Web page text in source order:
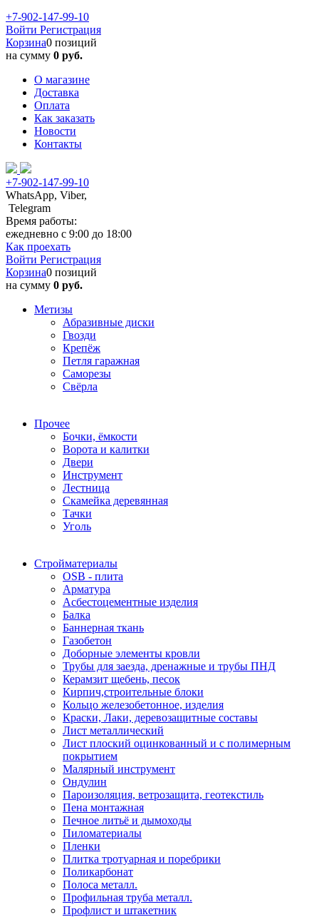
+7-902-147-99-10
Войти Регистрация
Корзина0 позиций
на сумму 0 руб.
О магазине
Доставка
Оплата
Как заказать
Новости
Контакты
+7-902-147-99-10
WhatsApp, Viber,
Telegram
Время работы:
ежедневно с 9:00 до 18:00
Как проехать
Войти Регистрация
Корзина0 позиций
на сумму 0 руб.
Метизы
Абразивные диски
Гвозди
Крепёж
Петля гаражная
Саморезы
Свёрла
Прочее
Бочки, ёмкости
Ворота и калитки
Двери
Инструмент
Лестница
Скамейка деревянная
Тачки
Уголь
Стройматериалы
OSB - плита
Арматура
Асбестоцементные изделия
Балка
Баннерная ткань
Газобетон
Доборные элементы кровли
Трубы для заезда, дренажные и трубы ПНД
Керамзит щебень, песок
Кирпич,строительные блоки
Кольцо железобетонное, изделия
Краски, Лаки, деревозащитные составы
Лист металлический
Лист плоский оцинкованный и с полимерным
покрытием
Малярный инструмент
Ондулин
Пароизоляция, ветрозащита, геотекстиль
Пена монтажная
Печное литьё и дымоходы
Пиломатериалы
Пленки
Плитка тротуарная и поребрики
Поликарбонат
Полоса металл.
Профильная труба металл.
Профлист и штакетник